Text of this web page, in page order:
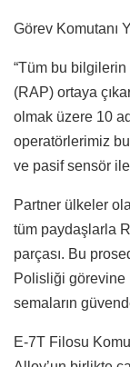
Görev Komutanı
“Tüm bu bilgilerin
(RAP) ortaya
olmak üzere 10
operatörlerimiz
ve pasif sensör ile
Partner ülkeler
tüm paydaşlarla
parçası. Bu
Polisliği görevine
semaların
E-7T Filosu